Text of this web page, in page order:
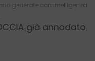
generate con intelligenza
già annodato